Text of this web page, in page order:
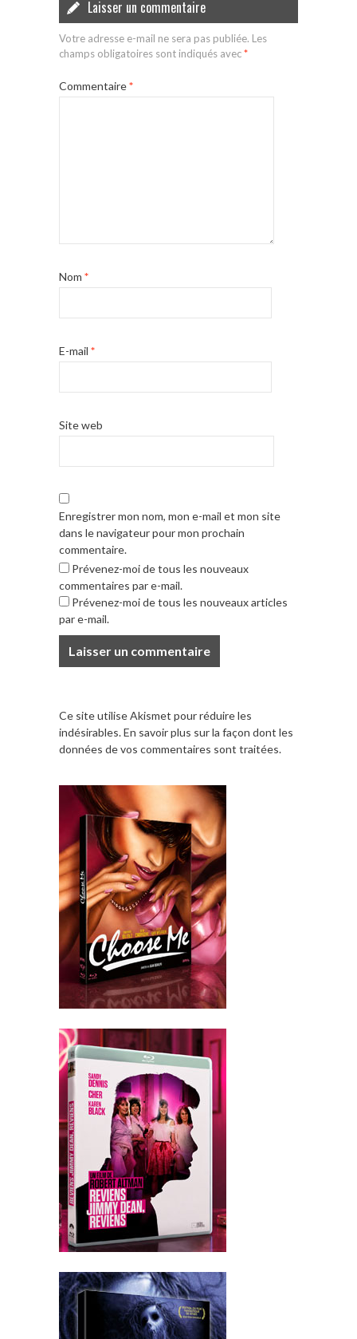
Laisser un commentaire
Votre adresse e-mail ne sera pas publiée. Les
champs obligatoires sont indiqués avec*
Commentaire*
Nom *
E-mail *
Site web
Enregistrer mon nom, mon e-mail et mon site
dans le navigateur pour mon prochain
commentaire.
Prévenez-moi de tous les nouveaux
commentaires par e-mail.
Prévenez-moi de tous les nouveaux articles
par e-mail.
Ce site utilise Akismet pour réduire les
indésirables.En savoir plus sur la façon dont les
données de vos commentaires sont traitées.